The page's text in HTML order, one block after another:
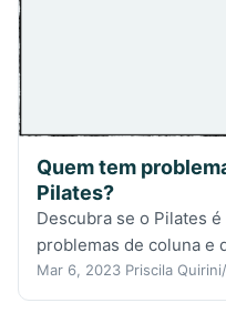
Quem tem
Pilates?
Descubra se o Pilates
problemas de coluna e
Mar 6, 2023 Priscila